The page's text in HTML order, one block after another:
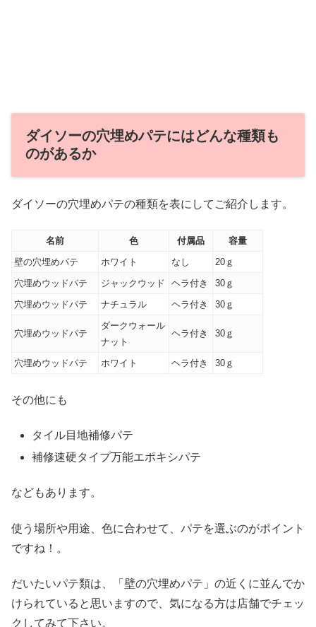
ダイソーの穴埋めパテにはどんな種類も
のがあるか
ダイソーの穴埋めパテの種類を表にしてご紹介します。
名前 色 付属品
容量
壁の穴埋めパテ
ホワイト なし
20ｇ
穴埋めウッドパテ
ジャックウッド ヘラ付き
30ｇ
穴埋めウッドパテ
ナチュラル ヘラ付き 30ｇ
穴埋めウッドパテ
ダークウォール
ナット
ヘラ付き 30ｇ
穴埋めウッドパテ ホワイト ヘラ付き 30ｇ
その他にも
タイル目地補修パテ
補修速硬タイプ万能エポキシパテ
などもあります。
使う場所や用途、色に合わせて、パテを選ぶのがポイント
ですね！。
だいたいパテ類は、「壁の穴埋めパテ」の近くに並んでか
けられていると思いますので、気になる方は店舗でチェッ
クしてみて下さい。